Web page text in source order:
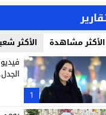
الأكثر مشاهدة الأكثر
1